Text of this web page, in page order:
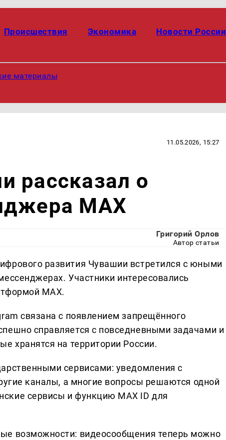
Происшествия Экономика Новости России
материалы
11.05.2026, 15:27
рассказал о
MAX
Григорий Орлов
Автор статьи
развития Чувашии встретился с юными
Участники интересовались
MAX.
связана с появлением запрещённого
справляется с повседневными задачами и
хранятся на территории России.
сервисами: уведомления с
каналы, а многие вопросы решаются одной
сервисы и функцию MAX ID для
возможности: видеосообщения теперь можно